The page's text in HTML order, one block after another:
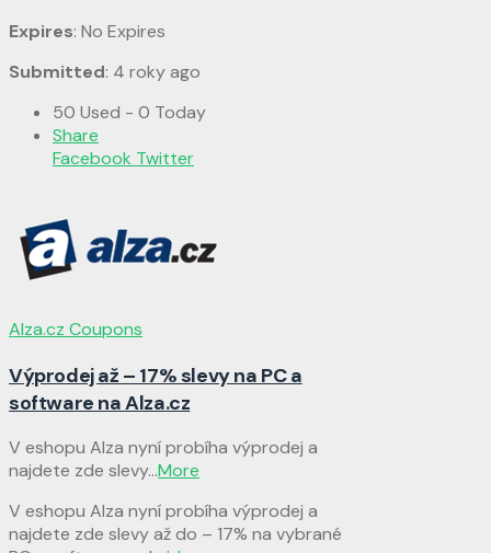
Expires: No Expires
Submitted: 4 roky ago
50 Used - 0 Today
Share
Facebook Twitter
Alza.cz Coupons
Výprodej až – 17% slevy na PC a
software na Alza.cz
V eshopu Alza nyní probíha výprodej a
najdete zde slevy...More
V eshopu Alza nyní probíha výprodej a
najdete zde slevy až do – 17% na vybrané